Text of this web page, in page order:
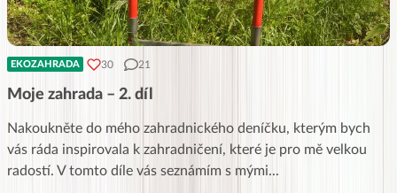
EKOZAHRADA 30 21
Moje zahrada – 2. díl
Nakoukněte do mého zahradnického deníčku, kterým bych
vás ráda inspirovala k zahradničení, které je pro mě velkou
radostí. V tomto díle vás seznámím s mými...